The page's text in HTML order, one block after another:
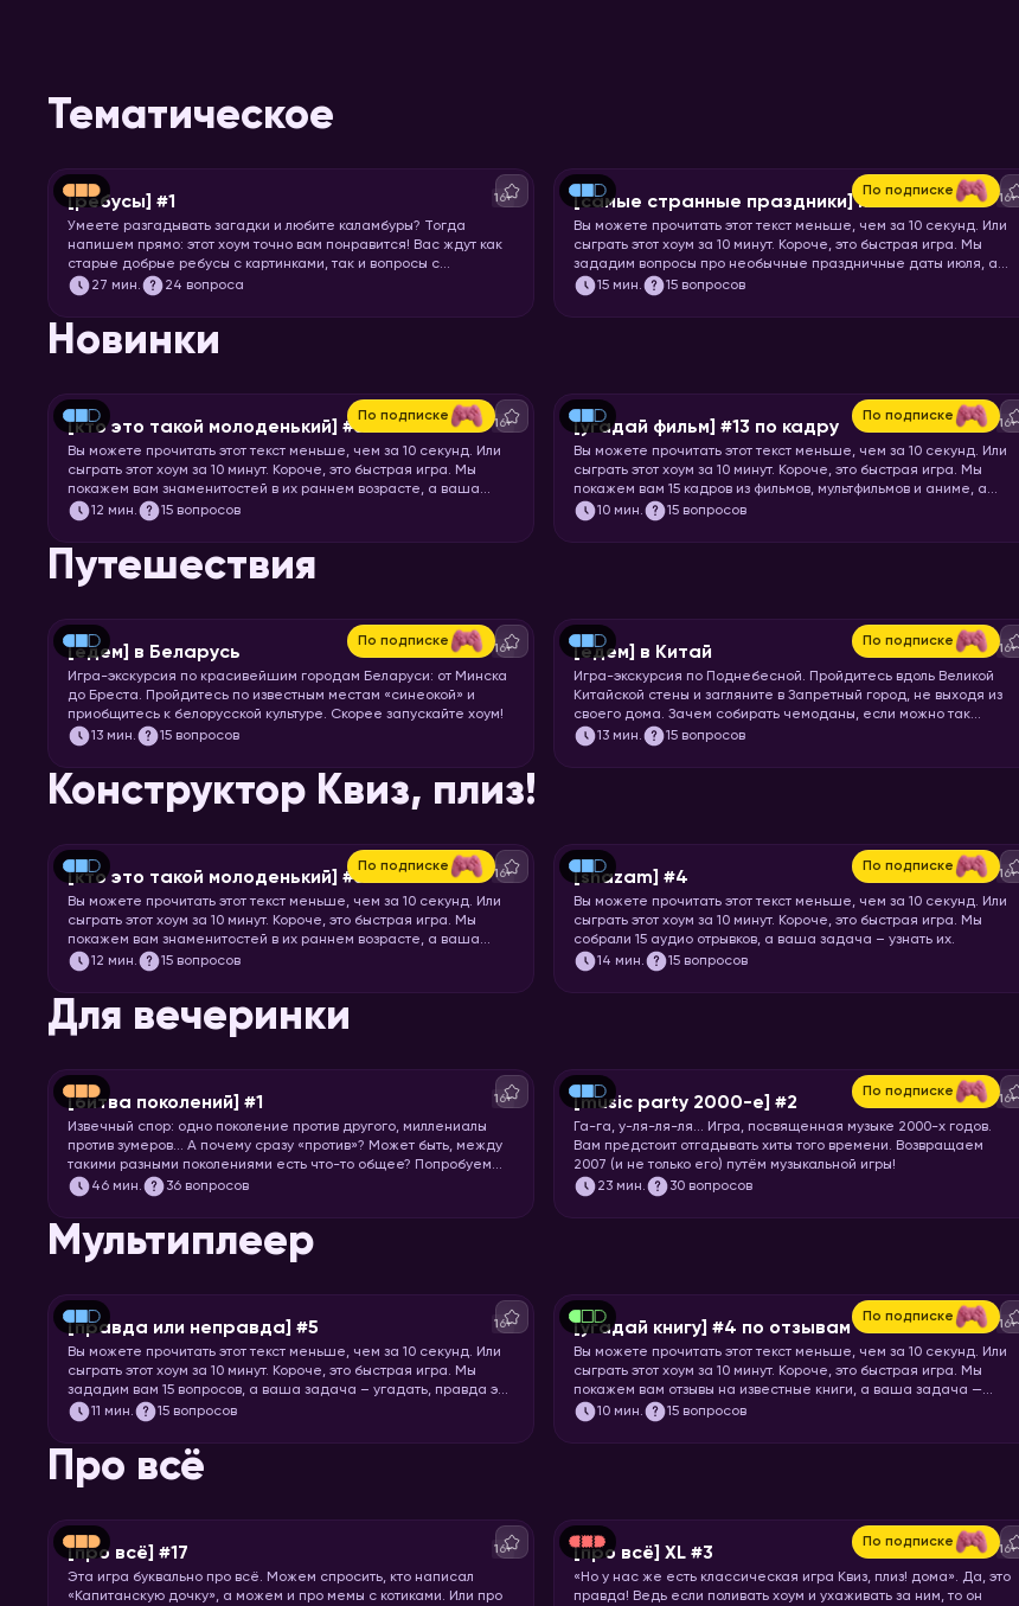
Тематическое
[ребусы] #1 16+
Умеете разгадывать загадки и любите каламбуры? Тогда
напишем прямо: этот хоум точно вам понравится! Вас ждут как
старые добрые ребусы с картинками, так и вопросы с
визуальными подсказками. Вспоминайте, что означает
27 мин. 24 вопроса
По подписке
[самые странные праздники] июль 16+
Вы можете прочитать этот текст меньше, чем за 10 секунд. Или
сыграть этот хоум за 10 минут. Короче, это быстрая игра. Мы
зададим вопросы про необычные праздничные даты июля, а
ваша задача отгадать название или особенности этих
15мин. 15 вопросов
Новинки
По подписке
[кто это такой молоденький] #5 16+
Вы можете прочитать этот текст меньше, чем за 10 секунд. Или
сыграть этот хоум за 10 минут. Короче, это быстрая игра. Мы
покажем вам знаменитостей в их раннем возрасте, а ваша
задача – узнать их.
12 мин. 15 вопросов
По подписке
[угадай фильм] #13 по кадру 16+
Вы можете прочитать этот текст меньше, чем за 10 секунд. Или
сыграть этот хоум за 10 минут. Короче, это быстрая игра. Мы
покажем вам 15 кадров из фильмов, мультфильмов и аниме, а
ваша задача – угадать, откуда кадр.
10мин. 15 вопросов
Путешествия
По подписке
[едем] в Беларусь 16+
Игра-экскурсия по красивейшим городам Беларуси: от Минска
до Бреста. Пройдитесь по известным местам «синеокой» и
приобщитесь к белорусской культуре. Скорее запускайте хоум!
13 мин. 15 вопросов
По подписке
[едем] в Китай 16+
Игра-экскурсия по Поднебесной. Пройдитесь вдоль Великой
Китайской стены и загляните в Запретный город, не выходя из
своего дома. Зачем собирать чемоданы, если можно так
просто увидеть Шанхай и Пекин? Вспоминайте свой любимый
13мин. 15 вопросов
Конструктор Квиз, плиз!
По подписке
[кто это такой молоденький] #5 16+
Вы можете прочитать этот текст меньше, чем за 10 секунд. Или
сыграть этот хоум за 10 минут. Короче, это быстрая игра. Мы
покажем вам знаменитостей в их раннем возрасте, а ваша
задача – узнать их.
12 мин. 15 вопросов
По подписке
[shazam] #4 16+
Вы можете прочитать этот текст меньше, чем за 10 секунд. Или
сыграть этот хоум за 10 минут. Короче, это быстрая игра. Мы
собрали 15 аудио отрывков, а ваша задача – узнать их.
14 мин. 15 вопросов
Для вечеринки
[битва поколений] #1 16+
Извечный спор: одно поколение против другого, миллениалы
против зумеров… А почему сразу «против»? Может быть, между
такими разными поколениями есть что-то общее? Попробуем
понять друг друга и поностальгируем по символам нескольких
46 мин. 36 вопросов
По подписке
[music party 2000-е] #2 16+
Га-га, у-ля-ля-ля… Игра, посвященная музыке 2000-х годов.
Вам предстоит отгадывать хиты того времени. Возвращаем
2007 (и не только его) путём музыкальной игры!
23мин. 30 вопросов
Мультиплеер
[правда или неправда] #5 16+
Вы можете прочитать этот текст меньше, чем за 10 секунд. Или
сыграть этот хоум за 10 минут. Короче, это быстрая игра. Мы
зададим вам 15 вопросов, а ваша задача – угадать, правда это
или нет.
11 мин. 15 вопросов
По подписке
[угадай книгу] #4 по отзывам 16+
Вы можете прочитать этот текст меньше, чем за 10 секунд. Или
сыграть этот хоум за 10 минут. Короче, это быстрая игра. Мы
покажем вам отзывы на известные книги, а ваша задача —
угадать, что это за книга.
10мин. 15 вопросов
Про всё
[про всё] #17 16+
Эта игра буквально про всё. Можем спросить, кто написал
«Капитанскую дочку», а можем и про мемы с котиками. Или про
По подписке
[про всё] XL #3 16+
«Но у нас же есть классическая игра Квиз, плиз! дома». Да, это
правда! Ведь если поливать хоум и ухаживать за ним, то он